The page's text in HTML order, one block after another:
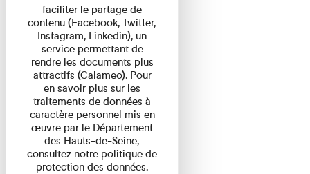
faciliter le partage de
contenu (Facebook, Twitter,
Instagram, Linkedin), un
service permettant de
rendre les documents plus
attractifs (Calameo). Pour
en savoir plus sur les
traitements de données à
caractère personnel mis en
œuvre par le Département
des Hauts-de-Seine,
consultez notre politique de
protection des données.